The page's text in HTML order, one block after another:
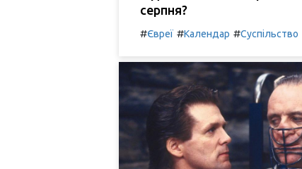
серпня?
#Євреї #Календар #Суспільство